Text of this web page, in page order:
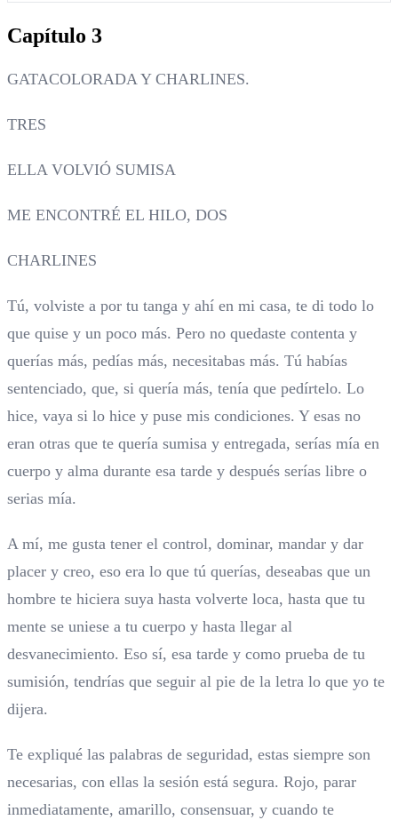
Capítulo 3
GATACOLORADA Y CHARLINES.
TRES
ELLA VOLVIÓ SUMISA
ME ENCONTRÉ EL HILO, DOS
CHARLINES
Tú, volviste a por tu tanga y ahí en mi casa, te di todo lo
que quise y un poco más. Pero no quedaste contenta y
querías más, pedías más, necesitabas más. Tú habías
sentenciado, que, si quería más, tenía que pedírtelo. Lo
hice, vaya si lo hice y puse mis condiciones. Y esas no
eran otras que te quería sumisa y entregada, serías mía en
cuerpo y alma durante esa tarde y después serías libre o
serias mía.
A mí, me gusta tener el control, dominar, mandar y dar
placer y creo, eso era lo que tú querías, deseabas que un
hombre te hiciera suya hasta volverte loca, hasta que tu
mente se uniese a tu cuerpo y hasta llegar al
desvanecimiento. Eso sí, esa tarde y como prueba de tu
sumisión, tendrías que seguir al pie de la letra lo que yo te
dijera.
Te expliqué las palabras de seguridad, estas siempre son
necesarias, con ellas la sesión está segura. Rojo, parar
inmediatamente, amarillo, consensuar, y cuando te